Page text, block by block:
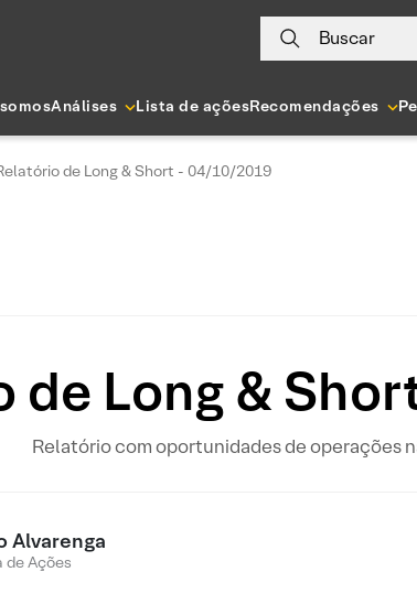
Buscar
Análises Lista de açõesRecomendações
de Long & Short - 04/10/2019
de Long &
Relatório com oportunidades de operações
Alvarenga
de Ações